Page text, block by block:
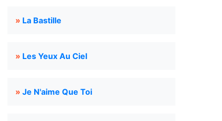
» La Bastille
» Les Yeux Au Ciel
» Je N'aime Que Toi